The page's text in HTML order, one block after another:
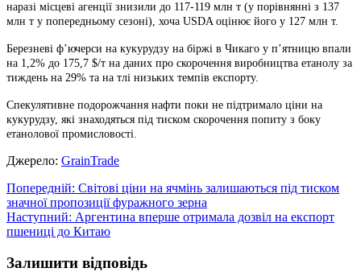
наразі місцеві агенції знизили до 117-119 млн т (у порівнянні з 137
млн т у попередньому сезоні), хоча USDA оцінює його у 127 млн т.
Березневі ф’ючерси на кукурудзу на біржі в Чикаго у п’ятницю впали
на 1,2% до 175,7 $/т на даних про скорочення виробництва етанолу за
тиждень на 29% та на тлі низьких темпів експорту.
Спекулятивне подорожчання нафти поки не підтримало ціни на
кукурудзу, які знаходяться під тиском скорочення попиту з боку
етанолової промисловості.
Джерело: GrainTrade
Навігація
записів
Попередній: Світові ціни на ячмінь залишаються під тиском
значної пропозиції фуражного зерна
Наступний: Аргентина вперше отримала дозвіл на експорт
пшениці до Китаю
Залишити відповідь